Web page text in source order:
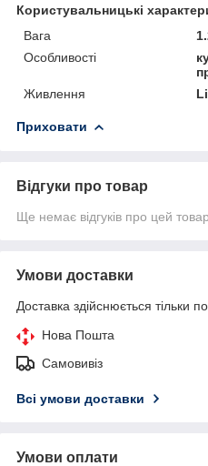
Користувальницькі
Вага
Особливості
Живлення
Приховати
Відгуки про товар
Ще немає відгуків про цей товар
Умови доставки
Доставка здійснюється тільки
Нова Пошта
Самовивіз
Всі умови доставки
Умови оплати